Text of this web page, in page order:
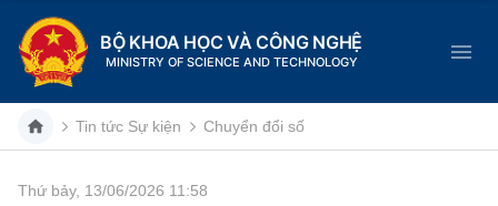
BỘ KHOA HỌC VÀ CÔNG NGHỆ
MINISTRY OF SCIENCE AND TECHNOLOGY
Tin tức Sự kiện Chuyển đổi số
Thứ bảy, 13/06/2026 11:58